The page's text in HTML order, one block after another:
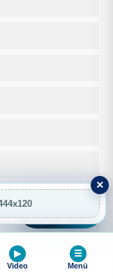
×
▶
Video
☰
Menü